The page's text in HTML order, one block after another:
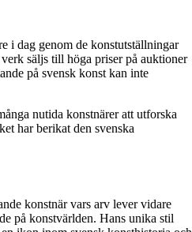
i dag genom de konstutställningar
säljs till höga priser på auktioner
på svensk konst kan inte
nutida konstnärer att utforska
har berikat den svenska
konstnär vars arv lever vidare
på konstvärlden. Hans unika stil